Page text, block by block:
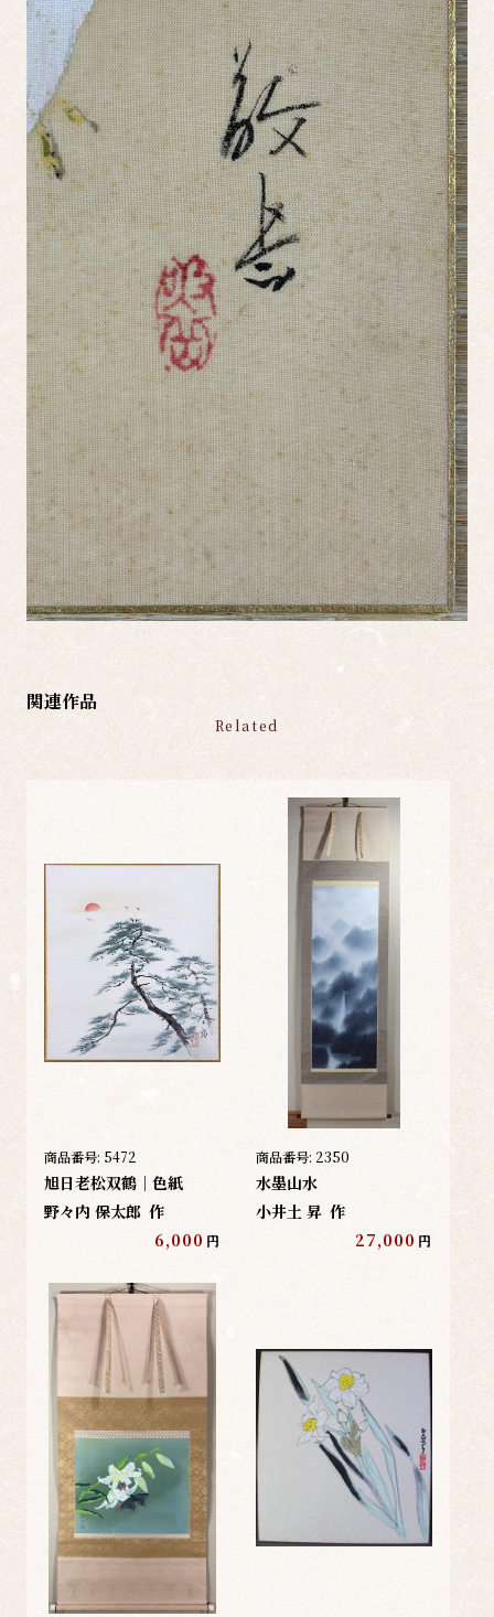
関連作品
Related
商品番号: 5472
旭日老松双鶴｜色紙
野々内 保太郎 作
6,000 円
商品番号: 2350
水墨山水
小井土 昇 作
27,000 円